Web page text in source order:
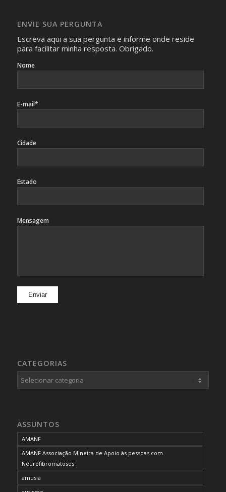
identificação da pessoa fotografada.
ENVIE SUA PERGUNTA
Escreva aqui a sua pergunta e informe onde reside
para facilitar minha resposta. Obrigado.
Nome
E-mail*
Cidade
Estado
Mensagem
CATEGORIAS
Categorias
ASSUNTOS
AMANF
AMANF Associação Mineira de Apoio às pessoas com
Neurofibromatoses
amusia